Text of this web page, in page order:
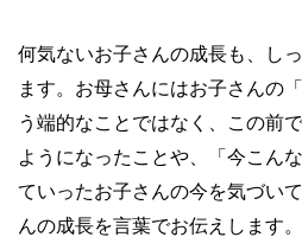
何気ないお子さんの成長も、し
ます。お母さんにはお子さんの
う端的なことではなく、この前
ようになったことや、「今こん
ていったお子さんの今を気づい
んの成長を言葉でお伝えします